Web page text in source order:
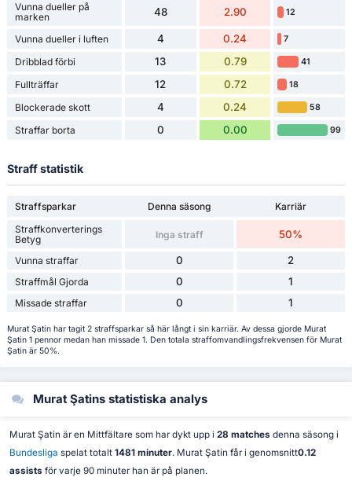
Vunna dueller på
marken
48 2.90 12
Vunna dueller i luften 4 0.24 7
Dribblad förbi 13 0.79 41
Fullträffar 12 0.72 18
Blockerade skott 4 0.24 58
Straffar borta 0 0.00 99
Straff statistik
Straffsparkar Denna säsong
Karriär
Straffkonverterings
Betyg
Inga straff 50%
Vunna straffar 0 2
Straffmål Gjorda 0 1
Missade straffar 0 1
Murat Şatin har tagit 2 straffsparkar så här långt i sin karriär. Av dessa gjorde Murat
Şatin 1 pennor medan han missade 1. Den totala straffomvandlingsfrekvensen för Murat
Şatin är 50%.
Murat Şatins statistiska analys
Murat Şatin är en Mittfältare som har dykt upp i 28 matches denna säsong i
Bundesliga spelat totalt 1481 minuter. Murat Şatin får i genomsnitt0.12
assists för varje 90 minuter han är på planen.